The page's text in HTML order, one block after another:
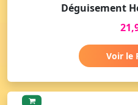
Déguisement
Voir le